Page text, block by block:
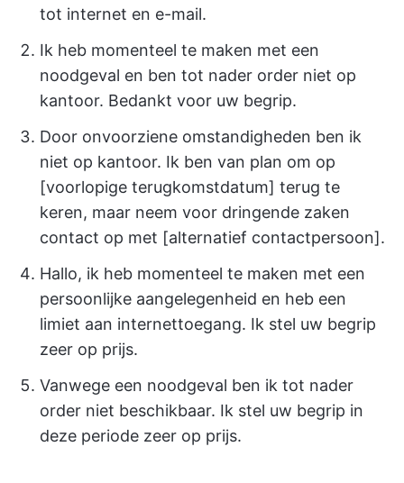
tot internet en e-mail.
Ik heb momenteel te maken met een
noodgeval en ben tot nader order niet op
kantoor. Bedankt voor uw begrip.
Door onvoorziene omstandigheden ben ik
niet op kantoor. Ik ben van plan om op
[voorlopige terugkomstdatum] terug te
keren, maar neem voor dringende zaken
contact op met [alternatief contactpersoon].
Hallo, ik heb momenteel te maken met een
persoonlijke aangelegenheid en heb een
limiet aan internettoegang. Ik stel uw begrip
zeer op prijs.
Vanwege een noodgeval ben ik tot nader
order niet beschikbaar. Ik stel uw begrip in
deze periode zeer op prijs.